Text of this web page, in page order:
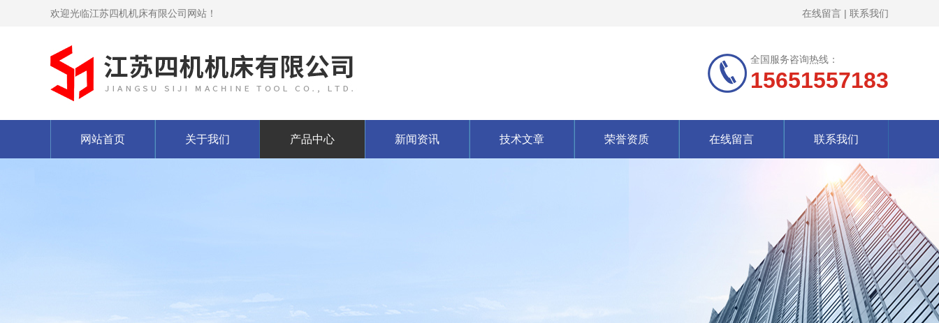
欢迎光临江苏四机机床有限公司网站！ 在线留言 | 联系我们
全国服务咨询热线：
15651557183
网站首页 关于我们 产品中心 新闻资讯 技术文章 荣誉资质 在线留言 联系我们